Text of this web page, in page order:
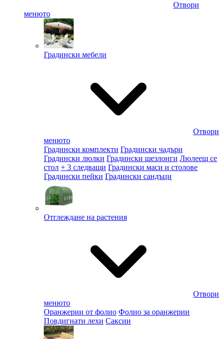
Отвори
менюто
Градински мебели
Отвори
менюто
Градински комплекти Градински чадъри
Градински люлки Градински шезлонги Люлеещ се
стол + 3 следващи Градински маси и столове
Градински пейки Градински сандъци
Отглеждане на растения
Отвори
менюто
Оранжерии от фолио Фолио за оранжерии
Повдигнати лехи Саксии